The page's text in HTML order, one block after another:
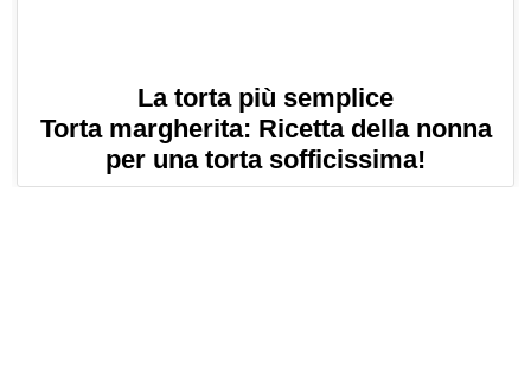
La torta più semplice
Torta margherita: Ricetta della nonna
per una torta sofficissima!